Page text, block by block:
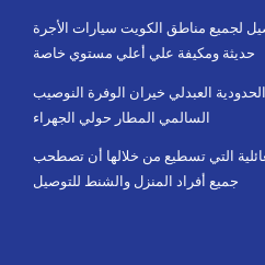
توصيل لجميع مناطق الكويت سيارات الأجرة
حديثة ومكيفة علي أعلي مستوي خاصة
العبدلي خيران الوفرة النوصيب
السالمي المطار حولي الجهراء
التي تسطيع من خلالها أن تصطحب
جميع أفراد المنزل والشنط للتوصيل